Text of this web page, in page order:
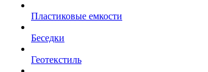
Пластиковые емкости
Беседки
Геотекстиль